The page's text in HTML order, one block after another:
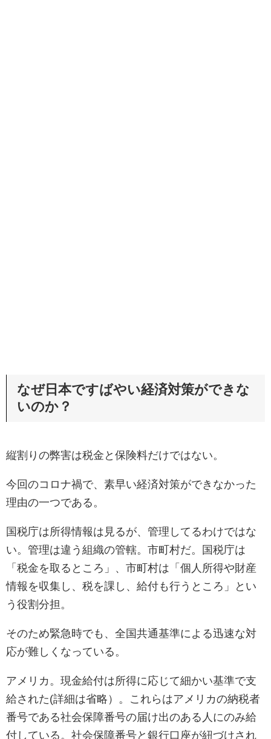
なぜ日本ですばやい経済対策ができな
いのか？
縦割りの弊害は税金と保険料だけではない。
今回のコロナ禍で、素早い経済対策ができなかった
理由の一つである。
国税庁は所得情報は見るが、管理してるわけではな
い。管理は違う組織の管轄。市町村だ。国税庁は
「税金を取るところ」、市町村は「個人所得や財産
情報を収集し、税を課し、給付も行うところ」とい
う役割分担。
そのため緊急時でも、全国共通基準による迅速な対
応が難しくなっている。
アメリカ。現金給付は所得に応じて細かい基準で支
給された(詳細は省略）。これらはアメリカの納税者
番号である社会保障番号の届け出のある人にのみ給
付している。社会保障番号と銀行口座が紐づけされ